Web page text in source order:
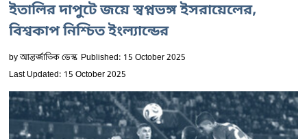
ইতালির দাপুটে জয়ে স্বপ্নভঙ্গ ইসরায়েলের,
বিশ্বকাপ নিশ্চিত ইংল্যান্ডের
byআন্তর্জাতিক ডেস্ক Published: 15 October 2025
Last Updated: 15 October 2025